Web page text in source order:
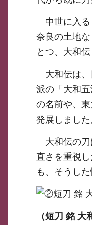
中世に入る
奈良の土地
とつ、大和
大和伝は、
派の「大和
の名前や、
発展しました
大和伝の刀
直さを重視
も、そうし
（短刀 銘 大